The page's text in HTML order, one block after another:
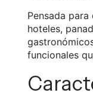
Pensada
hoteles,
funcionales